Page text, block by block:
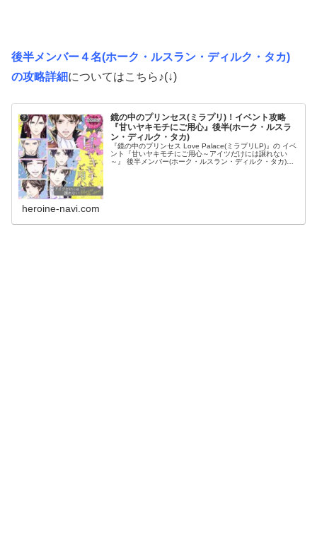
後半メンバー４名(ホーク・ルスラン・ディルク・タカ)
の攻略詳細についてはこちら♪(↓)
鏡の中のプリンセス(ミラプリ)！イベント攻略
『甘いヤキモチにご用心』後半(ホーク・ルスラ
ン・ディルク・タカ)
『鏡の中のプリンセス Love Palace(ミラプリLP)』の イベ
ント『甘いヤキモチにご用心～アイツだけには譲れない
～』 後半メンバー(ホーク・ルスラン・ディルク・タカ)攻
heroine-navi.com